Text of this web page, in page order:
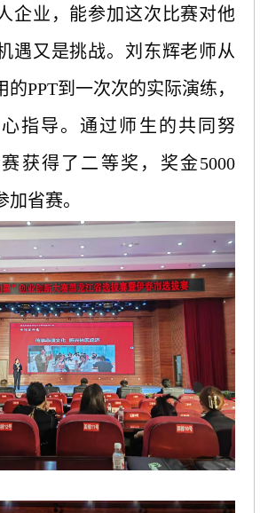
企业，能参加这次比赛对他
遇又是挑战。刘东辉老师从
的PPT到一次次的实际演练，
指导。通过师生的共同努
获得了二等奖，奖金5000
省赛。